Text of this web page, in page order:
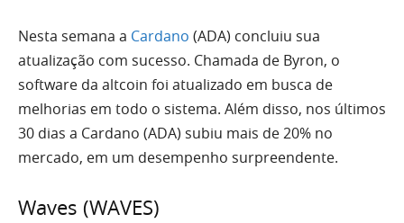
Nesta semana a Cardano (ADA) concluiu sua
atualização com sucesso. Chamada de Byron, o
software da altcoin foi atualizado em busca de
melhorias em todo o sistema. Além disso, nos últimos
30 dias a Cardano (ADA) subiu mais de 20% no
mercado, em um desempenho surpreendente.
Waves (WAVES)